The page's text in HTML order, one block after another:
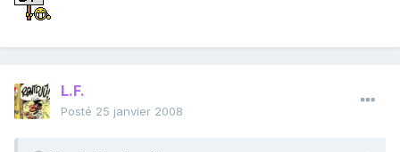
L.F.
Posté 25 janvier 2008